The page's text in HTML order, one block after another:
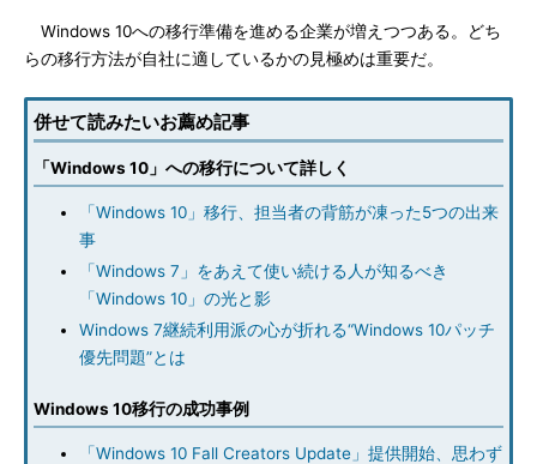
Windows 10への移行準備を進める企業が増えつつある。どち
らの移行方法が自社に適しているかの見極めは重要だ。
併せて読みたいお薦め記事
「Windows 10」への移行について詳しく
「Windows 10」移行、担当者の背筋が凍った5つの出来
事
「Windows 7」をあえて使い続ける人が知るべき
「Windows 10」の光と影
Windows 7継続利用派の心が折れる“Windows 10パッチ
優先問題”とは
Windows 10移行の成功事例
「Windows 10 Fall Creators Update」提供開始、思わず